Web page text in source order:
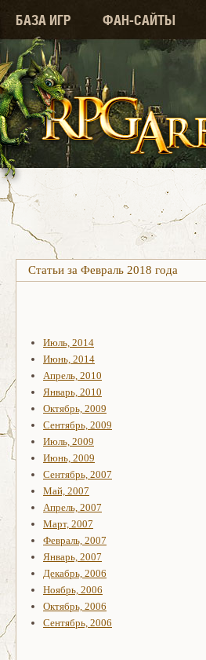
БАЗА ИГР ФАН-САЙТЫ
Статьи за Февраль 2018 года
Июль, 2014
Июнь, 2014
Апрель, 2010
Январь, 2010
Октябрь, 2009
Сентябрь, 2009
Июль, 2009
Июнь, 2009
Сентябрь, 2007
Май, 2007
Апрель, 2007
Март, 2007
Февраль, 2007
Январь, 2007
Декабрь, 2006
Ноябрь, 2006
Октябрь, 2006
Сентябрь, 2006